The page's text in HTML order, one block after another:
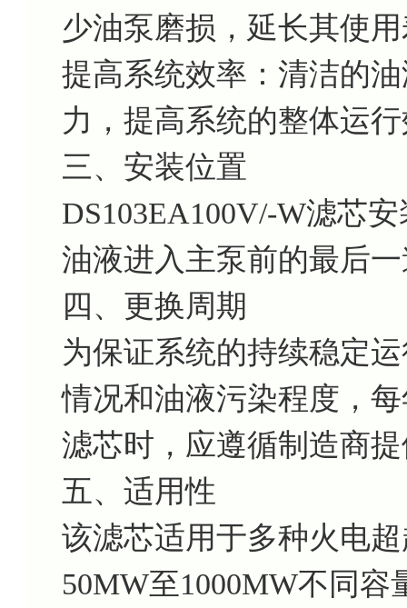
少油泵磨损，延长其使
提高系统效率：清洁的
力，提高系统的整体运
三、安装位置
DS103EA100V/-W滤芯
油液进入主泵前的最后
四、更换周期
为保证系统的持续稳定
情况和油液污染程度，
滤芯时，应遵循制造商
五、适用性
该滤芯适用于多种火电
50MW至1000MW不同